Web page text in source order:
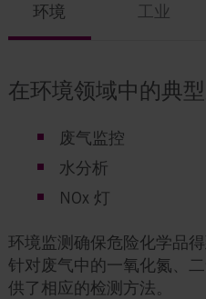
环境 工业
在环境领域中的典
废气监控
水分析
NOx 灯
环境监测确保危险化学品
针对废气中的一氧化氮、
供了相应的检测方法。
在工业中的典型应用
硫监控
废气监控
用于汽车行业的石油产品
空气污染加重、有毒气体
检测例如 NO、NO2、
中的流程监控。
在医疗领域中的典
皮肤病研究
验血/尿检
现代化的技术使得在医疗
通过光谱法能够可靠地测
干预。